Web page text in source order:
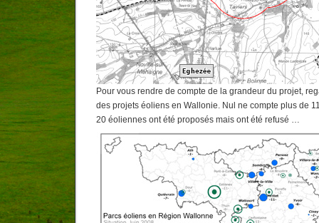
Pour vous rendre de compte de la grandeur du projet,
des projets éoliens en Wallonie. Nul ne compte plus de
20 éoliennes ont été proposés mais ont été refusé …